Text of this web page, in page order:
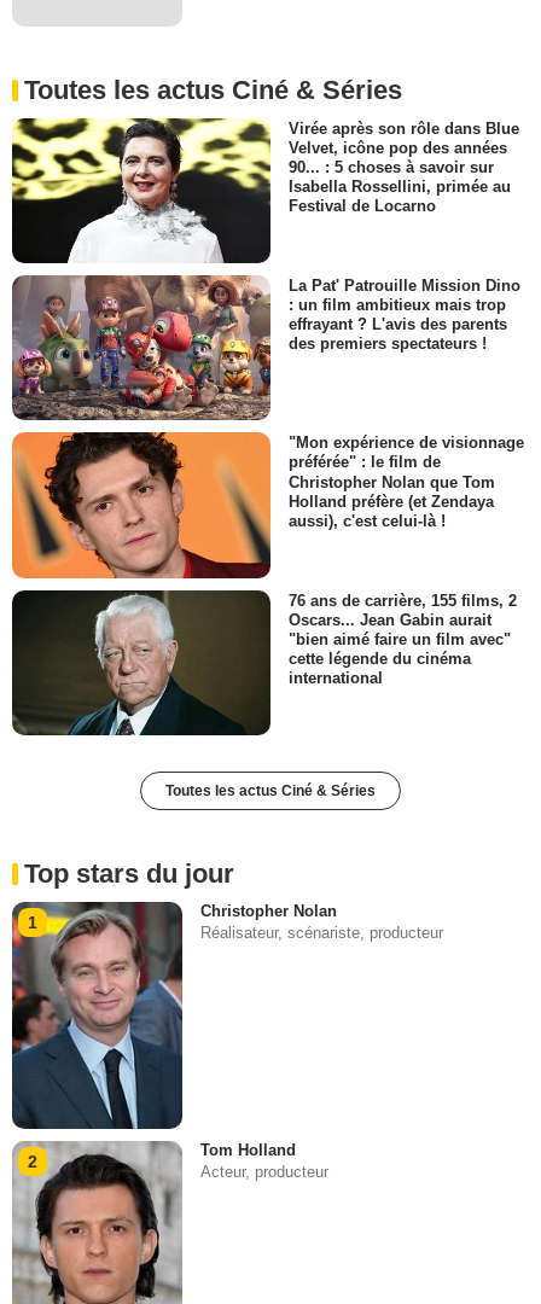
Toutes les actus Ciné & Séries
Virée après son rôle dans Blue
Velvet, icône pop des années
90... : 5 choses à savoir sur
Isabella Rossellini, primée au
Festival de Locarno
La Pat' Patrouille Mission Dino
: un film ambitieux mais trop
effrayant ? L'avis des parents
des premiers spectateurs !
"Mon expérience de visionnage
préférée" : le film de
Christopher Nolan que Tom
Holland préfère (et Zendaya
aussi), c'est celui-là !
76 ans de carrière, 155 films, 2
Oscars... Jean Gabin aurait
"bien aimé faire un film avec"
cette légende du cinéma
international
Toutes les actus Ciné & Séries
Top stars du jour
1
Christopher Nolan
Réalisateur, scénariste, producteur
2
Tom Holland
Acteur, producteur